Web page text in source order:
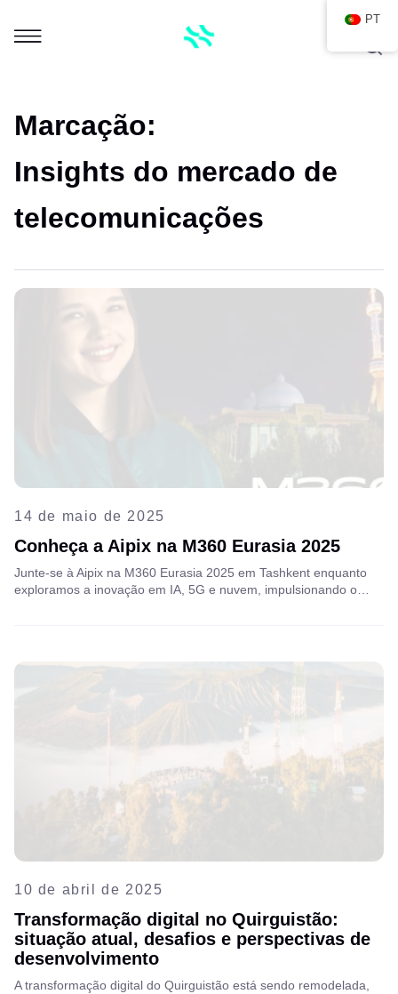
Marcação:
Insights do mercado de
telecomunicações
14 de maio de 2025
Conheça a Aipix na M360 Eurasia 2025
Junte-se à Aipix na M360 Eurasia 2025 em Tashkent enquanto
exploramos a inovação em IA, 5G e nuvem, impulsionando o
10 de abril de 2025
Transformação digital no Quirguistão:
situação atual, desafios e perspectivas de
desenvolvimento
A transformação digital do Quirguistão está sendo remodelada,
PT